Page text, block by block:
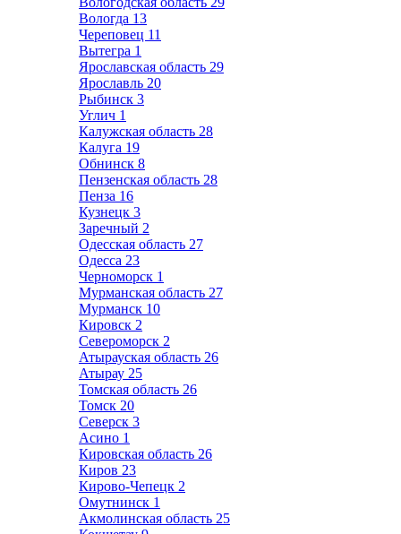
Вологда 13
Череповец 11
Вытегра 1
Ярославская область 29
Ярославль 20
Рыбинск 3
Углич 1
Калужская область 28
Калуга 19
Обнинск 8
Пензенская область 28
Пенза 16
Кузнецк 3
Заречный 2
Одесская область 27
Одесса 23
Черноморск 1
Мурманская область 27
Мурманск 10
Кировск 2
Североморск 2
Атырауская область 26
Атырау 25
Томская область 26
Томск 20
Северск 3
Асино 1
Кировская область 26
Киров 23
Кирово-Чепецк 2
Омутнинск 1
Акмолинская область 25